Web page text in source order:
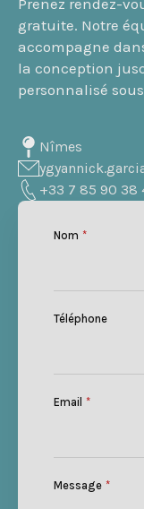
Prenez rendez-
gratuite. Notre
accompagne
la conception
personnalisé
Nîmes
+33 7 85 90 38
Nom *
Téléphone
Email *
Message *